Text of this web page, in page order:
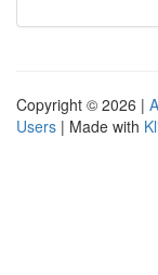
Copyright © 2026 |
Users | Made with